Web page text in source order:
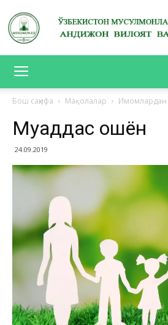
ВИЛОЯТ
Бош саҳифа Мақолалар Имомлардан
Муқаддас ошён
24.09.2019